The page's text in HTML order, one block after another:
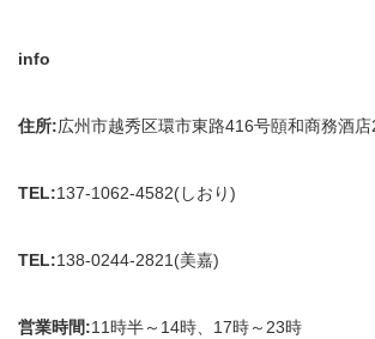
info
住所:広州市越秀区環市東路416号頤和商務酒店
TEL:137-1062-4582(しおり)
TEL:138-0244-2821(美嘉)
営業時間:11時半～14時、17時～23時